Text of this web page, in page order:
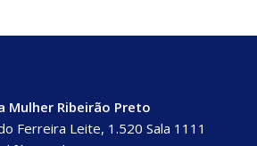
Mulher Ribeirão Preto
Ferreira Leite, 1.520 Sala 1111